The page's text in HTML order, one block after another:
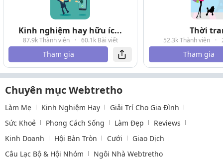
Kinh nghiệm hay hữu íc...
87.9k Thành viên · 60.1k Bài viết
Tham gia
Thời
52.3k Thành viên ·
Tham gia
Chuyên mục Webtretho
Làm Mẹ Kinh Nghiệm Hay
Giải Trí Cho Gia Đình
Sức Khoẻ
Phong Cách Sống Làm Đẹp
Reviews
Kinh Doanh
Hội Bàn Tròn Cưới
Giao Dịch
Câu Lạc Bộ & Hội Nhóm
Ngôi Nhà Webtretho